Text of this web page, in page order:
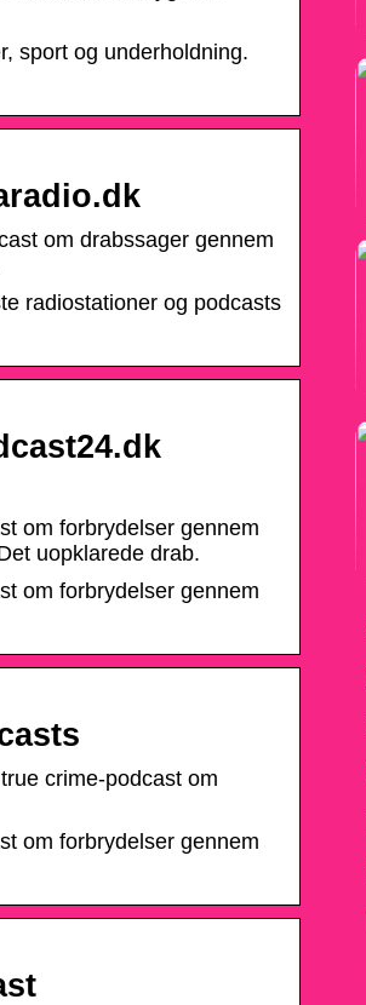
sport og underholdning.
om drabssager gennem
radiostationer og podcasts
om forbrydelser gennem
uopklarede drab.
om forbrydelser gennem
crime-podcast om
om forbrydelser gennem